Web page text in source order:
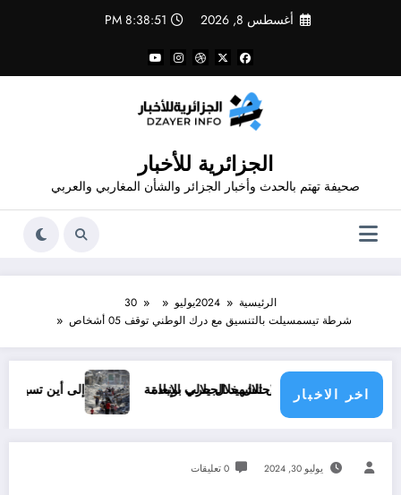
أغسطس 8, 2026 8:38:51 PM
الجزائرية للأخبار
صحيفة تهتم بالحدث وأخبار الجزائر والشأن المغاربي والعربي
الرئيسية 2024يوليو
30
شرطة تيسمسيلت بالتنسيق مع درك الوطني توقف 05 أشخاص
اخر الاخبار
لنضال الشهيد الجيلالي بونعامة
جرائم الاحتلال خلال حرب الإبادة إلى أين تسير الأمور في
يوليو 30, 2024 0 تعليقات